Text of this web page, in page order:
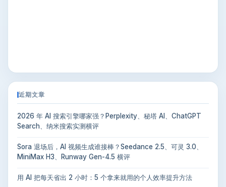
近期文章
2026 年 AI 搜索引擎哪家强？Perplexity、秘塔 AI、ChatGPT
Search、纳米搜索实测横评
Sora 退场后，AI 视频生成谁接棒？Seedance 2.5、可灵 3.0、
MiniMax H3、Runway Gen-4.5 横评
用 AI 把每天省出 2 小时：5 个拿来就用的个人效率提升方法